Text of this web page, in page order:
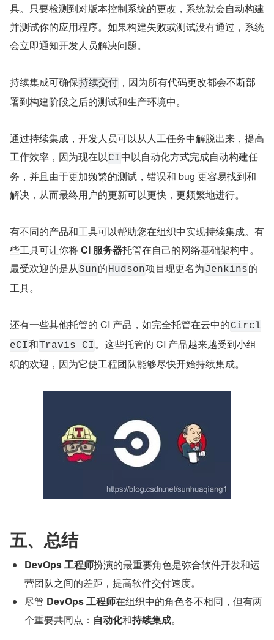
具。只要检测到对版本控制系统的更改，系统就会自动构建
并测试你的应用程序。如果构建失败或测试没有通过，系统
会立即通知开发人员解决问题。
持续集成可确保持续交付 ，因为所有代码更改都会不断部
署到构建阶段之后的测试和生产环境中。
通过持续集成，开发人员可以从人工任务中解脱出来，提高
工作效率，因为现在以 CI 中以自动化方式完成自动构建任
务，并且由于更加频繁的测试，错误和 bug 更容易找到和
解决，从而最终用户的更新可以更快，更频繁地进行。
有不同的产品和工具可以帮助您在组织中实现持续集成。有
些工具可让你将 CI 服务器托管在自己的网络基础架构中。
最受欢迎的是从Sun的 Hudson项目现更名为Jenkins的
工具。
还有一些其他托管的 CI 产品，如完全托管在云中的Circl
eCI和Travis CI 。这些托管的 CI 产品越来越受到小组
织的欢迎，因为它使工程团队能够尽快开始持续集成。
五、总结
DevOps 工程师扮演的最重要角色是弥合软件开发和运
营团队之间的差距，提高软件交付速度。
尽管 DevOps 工程师在组织中的角色各不相同，但有两
个重要共同点： 自动化和持续集成。